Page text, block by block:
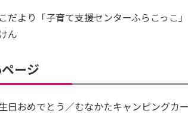
だより「子育て支援センターふらこっこ
ん
ージ
日おめでとう／むなかたキャンピングカ